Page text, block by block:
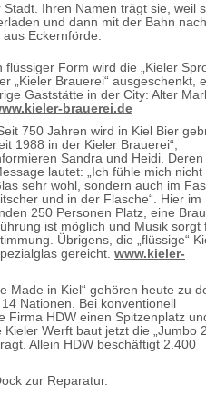
Ihren Namen trägt sie, weil
und dann mit der Bahn
Eckernförde.
flüssiger Form wird die „Kieler
„Kieler Brauerei“ ausgeschenkt,
Gaststätte in der City: Alter
brauerei.de
750 Jahren wird in Kiel Bier
1988 in der Kieler Brauerei“,
Sandra und Heidi. Deren
lautet: „Ich fühle mich nicht
sehr wohl, sondern auch im
und in der Flasche“. Hier im
250 Personen Platz, eine
ist möglich und Musik sorgt
Übrigens, die „flüssige“
gereicht. www.kieler-
Made in Kiel“ gehören heute zu
Nationen. Bei konventionell
Firma HDW einen Spitzenplatz
Werft baut jetzt die „Jumbo
Allein HDW beschäftigt 2.400
zur Reparatur.